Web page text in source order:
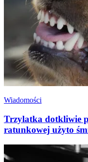
Wiadomości
Trzylatka dotkliwie
ratunkowej użyto